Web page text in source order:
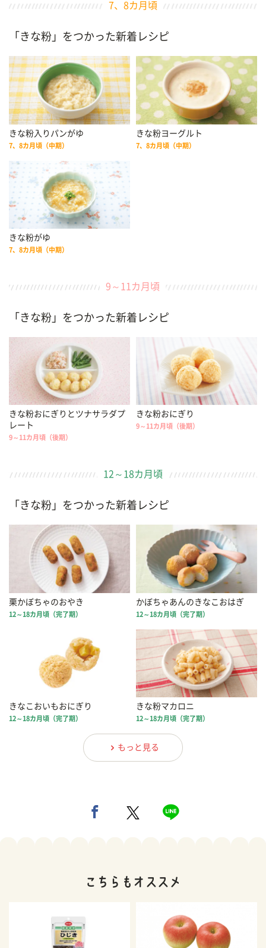
7、8カ月頃
「きな粉」をつかった新着レシピ
きな粉入りパンがゆ
7、8カ月頃（中期）
きな粉ヨーグルト
7、8カ月頃（中期）
きな粉がゆ
7、8カ月頃（中期）
9～11カ月頃
「きな粉」をつかった新着レシピ
きな粉おにぎりとツナサラダプ
レート
9～11カ月頃（後期）
きな粉おにぎり
9～11カ月頃（後期）
12～18カ月頃
「きな粉」をつかった新着レシピ
栗かぼちゃのおやき
12～18カ月頃（完了期）
かぼちゃあんのきなこおはぎ
12～18カ月頃（完了期）
きなこおいもおにぎり
12～18カ月頃（完了期）
きな粉マカロニ
12～18カ月頃（完了期）
もっと見る